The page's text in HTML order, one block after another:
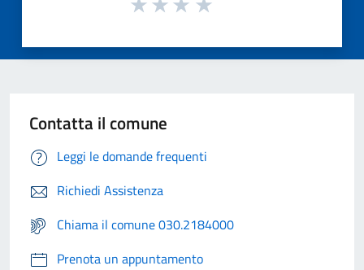
Contatta il comune
Leggi le domande frequenti
Richiedi Assistenza
Chiama il comune 030.2184000
Prenota un appuntamento